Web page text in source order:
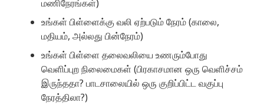
மணிநேரங்கள்)
உங்கள் பிள்ளைக்கு வலி ஏற்படும் நேரம் (காலை,
மதியம், அல்லது பின்நேரம்)
உங்கள் பிள்ளை தலைவலியை உணரும்போது
வெளிப்புற நிலைமைகள் (பிரகாசமான ஒரு வெளிச்சம்
இருந்ததா? பாடசாலையில் ஒரு குறிப்பிட்ட வகுப்பு
நேரத்திலா?)